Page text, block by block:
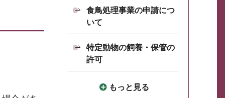
食鳥処理事業の申請につ
いて
特定動物の飼養・保管の
許可
もっと見る